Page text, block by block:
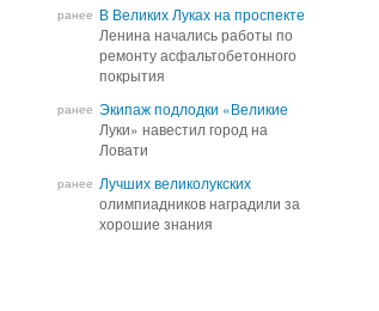
ранее В Великих Луках на проспекте
Ленина начались работы по
ремонту асфальтобетонного
покрытия
В Великих Луках на проспекте
Ленина начались работы по
ремонту асфальтобетонного
покрытия
ранее Экипаж подлодки «Великие
Луки» навестил город на
Ловати
Экипаж подлодки «Великие
Луки» навестил город на
Ловати
ранее Лучших великолукских
олимпиадников наградили за
хорошие знания
Лучших великолукских
олимпиадников наградили за
хорошие знания